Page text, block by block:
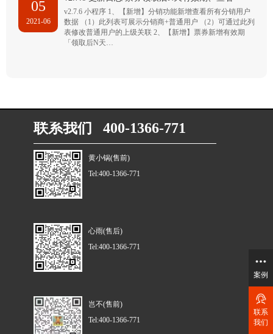
05
2021-06
v2.7.6 小程序 1、【新增】分销功能新增查看所有分销用户
数据 （1）此列表可展示分销商+普通用户 （2）可通过此列
表修改普通用户的上级关联 2、【新增】票券新增有效期
「领取后N天…
联系我们 400-1366-771
黄小锅(售前)
Tel:400-1366-771
心雨(售后)
Tel:400-1366-771
岂不(售前)
Tel:400-1366-771
案例
联系
我们